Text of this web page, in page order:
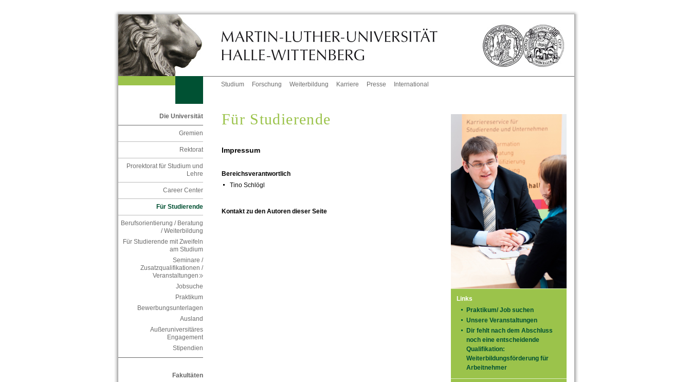
Studium Forschung Weiterbildung Karriere Presse International
Die Universität
Gremien
Rektorat
Prorektorat für Studium und
Lehre
Career Center
Für Studierende
Berufsorientierung / Beratung
/ Weiterbildung
Für Studierende mit Zweifeln
am Studium
Seminare /
Zusatzqualifikationen /
Veranstaltungen
Jobsuche
Praktikum
Bewerbungsunterlagen
Ausland
Außeruniversitäres
Engagement
Stipendien
Fakultäten
Links
Praktikum/ Job suchen
Unsere Veranstaltungen
Dir fehlt nach dem Abschluss
noch eine entscheidende
Qualifikation:
Weiterbildungsförderung für
Arbeitnehmer
Für Studierende
Impressum
Bereichsverantwortlich
Tino Schlögl
Kontakt zu den Autoren dieser Seite